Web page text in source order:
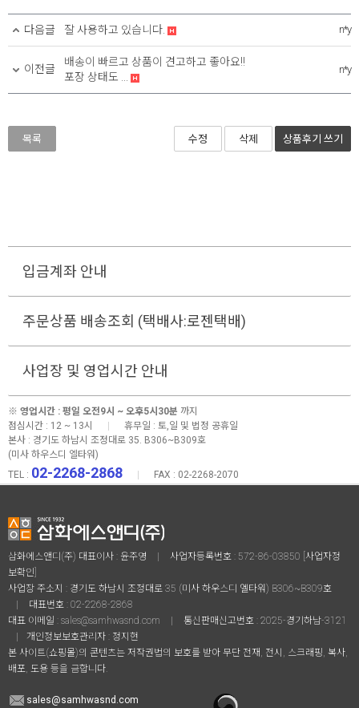
3. 이미지 출력 사이즈 X
4. 보이는 화면 사이즈 X
* 프레임 외곽 사이즈를 기입하면 [이미지 및 보이는 화면 사이
다음글 잘 사용하고 있습니다. n*y
이전글
배송이 빠르고 상품이 견고하고 좋아요!!
포장 상태도 ...
n*y
목록 수정 삭제 상품후기 쓰기
입금계좌 안내
주문상품 배송조회 (택배사:로젠택배)
사업장 및 영업시간 안내
※ 영업시간 : 평일 오전9시 ~ 오후5시30분 까지
점심시간 : 12 ~ 13시
휴무일 : 토,일 및 법정 공휴일
본사 : 경기도 하남시 조정대로 35. B306~B309호
(미사 하우스디 엘타워)
TEL : 02-2268-2868 FAX : 02-2268-2070
삼화에스앤디(주) 대표이사 : 윤주영 사업자등록번호 : 572-86-03850 [사업자정
보확인]
사업장 주소지 : 경기도 하남시 조정대로 35 (미사 하우스디 엘타워) B306~B309호
대표번호 : 02-2268-2868
대표 이메일 : sales@samhwasnd.com
통신판매신고번호 : 2025-경기하남-3121
개인정보보호관리자 : 정지현
본 사이트(쇼핑몰)의 콘텐츠는 저작권법의 보호를 받아 무단 전재, 전시, 스크래핑, 복사,
배포, 도용 등을 금합니다.
sales@samhwasnd.com